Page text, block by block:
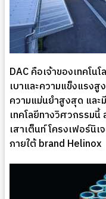
DAC คือเจ้าของเทคโน
เบาและความแข็งแรง
ความแม่นยำสูงสุด และ
เทคโลยีทางวิศวกรรม
เสาเต็นท์ โครงเฟอร์นิ
ภายใต้ brand Helinox